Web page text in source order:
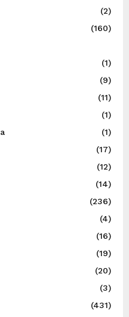
(2)
(160)
(1)
(9)
(11)
(1)
(1)
(17)
(12)
(14)
(236)
(4)
(16)
(19)
(20)
(3)
(431)